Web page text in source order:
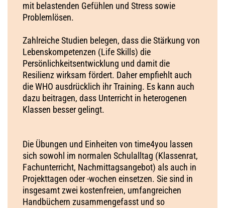
mit belastenden Gefühlen und Stress sowie
Problemlösen.
Zahlreiche Studien belegen, dass die Stärkung von
Lebenskompetenzen (Life Skills) die
Persönlichkeitsentwicklung​​ und damit die
Resilienz wirksam fördert. Daher empfiehlt auch
die WHO ausdrücklich ihr Training. Es kann auch
dazu beitragen, dass Unterricht in heterogenen
Klassen besser gelingt.
Die Übungen und Einheiten von time4you lassen
sich sowohl im normalen Schulalltag (Klassenrat,
Fachunterricht, Nachmittagsangebot) als auch in
Projekttagen oder -wochen einsetzen. Sie sind in
insgesamt zwei kostenfreien, umfangreichen
Handbüchern zusammengefasst und so